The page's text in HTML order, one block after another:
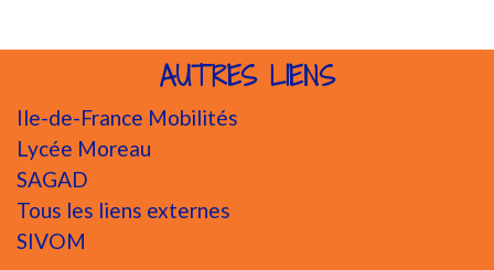
AUTRES LIENS
Ile-de-France Mobilités
Lycée Moreau
SAGAD
Tous les liens externes
SIVOM